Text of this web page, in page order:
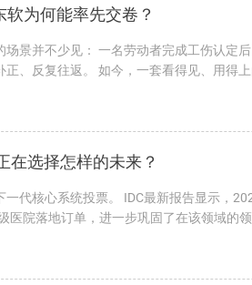
为何能率先交卷？
景并不少见： 一名劳动者完成工伤认定
、反复往返。 如今，一套看得见、用得
在选择怎样的未来？
代核心系统投票。 IDC最新报告显示，
医院落地订单，进一步巩固了在该领域的